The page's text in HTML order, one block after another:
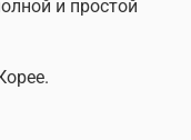
и простой